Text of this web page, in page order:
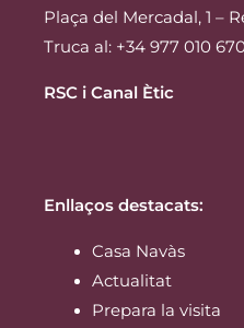
Plaça del Mercadal, 1 –
Truca al: +34 977 010
RSC i Canal Ètic
Enllaços destacats:
Casa Navàs
Actualitat
Prepara la visita